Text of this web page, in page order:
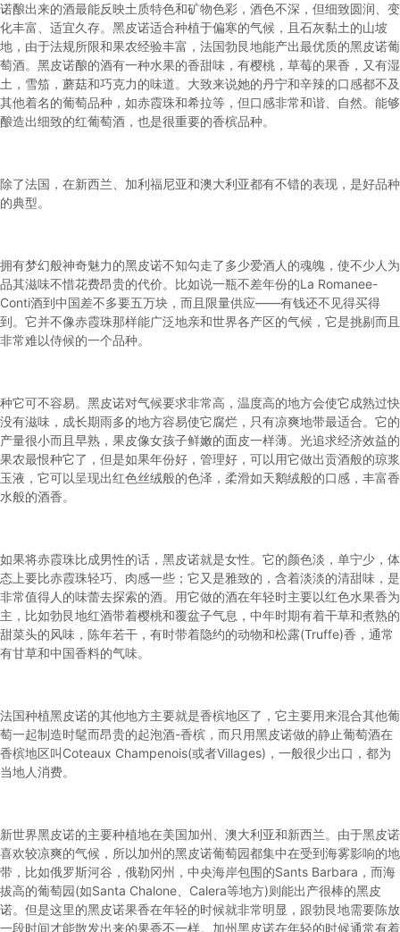
诺酿出来的酒最能反映土质特色和矿物色彩，酒色不深，但细致圆润、变
化丰富、适宜久存。黑皮诺适合种植于偏寒的气候，且石灰黏土的山坡
地，由于法规所限和果农经验丰富，法国勃艮地能产出最优质的黑皮诺葡
萄酒。黑皮诺酿的酒有一种水果的香甜味，有樱桃，草莓的果香，又有湿
土，雪笳，蘑菇和巧克力的味道。大致来说她的丹宁和辛辣的口感都不及
其他着名的葡萄品种，如赤霞珠和希拉等，但口感非常和谐、自然。能够
酿造出细致的红葡萄酒，也是很重要的香槟品种。
除了法国，在新西兰、加利福尼亚和澳大利亚都有不错的表现，是好品种
的典型。
拥有梦幻般神奇魅力的黑皮诺不知勾走了多少爱酒人的魂魄，使不少人为
品其滋味不惜花费昂贵的代价。比如说一瓶不差年份的La Romanee-
Conti酒到中国差不多要五万块，而且限量供应——有钱还不见得买得
到。它并不像赤霞珠那样能广泛地亲和世界各产区的气候，它是挑剔而且
非常难以侍候的一个品种。
种它可不容易。 黑皮诺对气候要求非常高，温度高的地方会使它成熟过快
没有滋味，成长期雨多的地方容易使它腐烂，只有凉爽地带最适合。它的
产量很小而且早熟，果皮像女孩子鲜嫩的面皮一样薄。光追求经济效益的
果农最恨种它了，但是如果年份好，管理好，可以用它做出贡酒般的琼浆
玉液，它可以呈现出红色丝绒般的色泽，柔滑如天鹅绒般的口感，丰富香
水般的酒香。
如果将赤霞珠比成男性的话， 黑皮诺就是女性。它的颜色淡，单宁少，体
态上要比赤霞珠轻巧、肉感一些；它又是雅致的，含着淡淡的清甜味，是
非常值得人的味蕾去探索的酒。用它做的酒在年轻时主要以红色水果香为
主，比如勃艮地红酒带着樱桃和覆盆子气息，中年时期有着干草和煮熟的
甜菜头的风味，陈年若干，有时带着隐约的动物和松露(Truffe)香，通常
有甘草和中国香料的气味。
法国种植黑皮诺的其他地方主要就是香槟地区了，它主要用来混合其他葡
萄一起制造时髦而昂贵的起泡酒-香槟，而只用黑皮诺做的静止葡萄酒在
香槟地区叫Coteaux Champenois(或者Villages)，一般很少出口，都为
当地人消费。
新世界黑皮诺的主要种植地在美国加州、澳大利亚和新西兰。由于黑皮诺
喜欢较凉爽的气候，所以加州的黑皮诺葡萄园都集中在受到海雾影响的地
带，比如俄罗斯河谷，俄勒冈州，中央海岸包围的Sants Barbara，而海
拔高的葡萄园(如Santa Chalone、Calera等地方)则能出产很棒的黑皮
诺。但是这里的黑皮诺果香在年轻的时候就非常明显，跟勃艮地需要陈放
一段时间才能散发出来的果香不一样。加州黑皮诺在年轻的时候通常有着